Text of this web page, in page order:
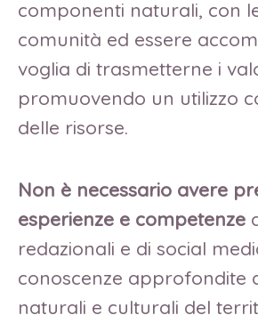
componenti naturali, con
comunità ed essere
voglia di trasmetterne i
promuovendo un utilizzo
delle risorse.
Non è necessario avere
esperienze e competenze
redazionali e di social
conoscenze approfondite
naturali e culturali del